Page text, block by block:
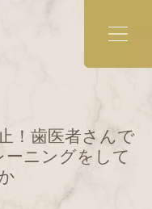
！歯医者さんで
ニングをして